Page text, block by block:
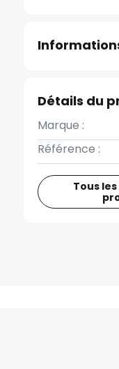
Détails du
Marque :
Référence :
Tous